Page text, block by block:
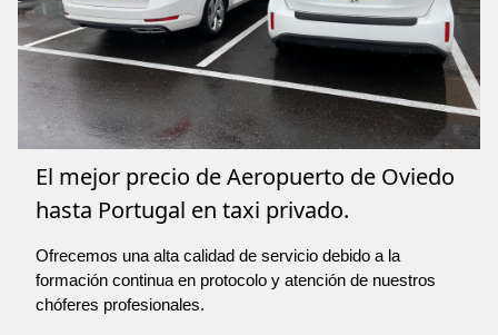
El mejor precio de Aeropuerto de Oviedo
hasta Portugal en taxi privado.
Ofrecemos una alta calidad de servicio debido a la
formación continua en protocolo y atención de nuestros
chóferes profesionales.